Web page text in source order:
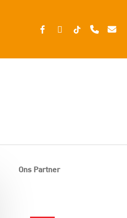
FACEBOOK
INSTAGRAM
TIKTOKPHONEEMAIL
Ons Partner